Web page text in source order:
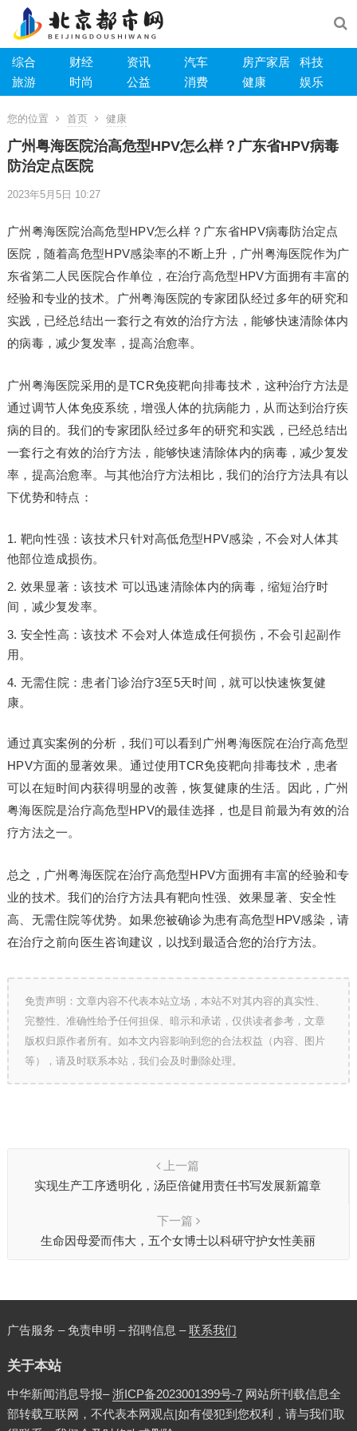
综合 财经 资讯 汽车 房产家居
科技
旅游
时尚 公益 消费 健康 娱乐
您的位置 首页 健康
广州粤海医院治高危型HPV怎么样？广东省HPV病毒
防治定点医院
2023年5月5日 10:27
广州粤海医院治高危型HPV怎么样？广东省HPV病毒防治定点
医院，随着高危型HPV感染率的不断上升，广州粤海医院作为广
东省第二人民医院合作单位，在治疗高危型HPV方面拥有丰富的
经验和专业的技术。广州粤海医院的专家团队经过多年的研究和
实践，已经总结出一套行之有效的治疗方法，能够快速清除体内
的病毒，减少复发率，提高治愈率。
广州粤海医院采用的是TCR免疫靶向排毒技术，这种治疗方法是
通过调节人体免疫系统，增强人体的抗病能力，从而达到治疗疾
病的目的。我们的专家团队经过多年的研究和实践，已经总结出
一套行之有效的治疗方法，能够快速清除体内的病毒，减少复发
率，提高治愈率。与其他治疗方法相比，我们的治疗方法具有以
下优势和特点：
靶向性强：该技术只针对高低危型HPV感染，不会对人体其
他部位造成损伤。
效果显著：该技术 可以迅速清除体内的病毒，缩短治疗时
间，减少复发率。
安全性高：该技术 不会对人体造成任何损伤，不会引起副作
用。
无需住院：患者门诊治疗3至5天时间，就可以快速恢复健
康。
通过真实案例的分析，我们可以看到广州粤海医院在治疗高危型
HPV方面的显著效果。通过使用TCR免疫靶向排毒技术，患者
可以在短时间内获得明显的改善，恢复健康的生活。因此，广州
粤海医院是治疗高危型HPV的最佳选择，也是目前最为有效的治
疗方法之一。
总之，广州粤海医院在治疗高危型HPV方面拥有丰富的经验和专
业的技术。我们的治疗方法具有靶向性强、效果显著、安全性
高、无需住院等优势。如果您被确诊为患有高危型HPV感染，请
在治疗之前向医生咨询建议，以找到最适合您的治疗方法。
免责声明：文章内容不代表本站立场，本站不对其内容的真实性、
完整性、准确性给予任何担保、暗示和承诺，仅供读者参考，文章
版权归原作者所有。如本文内容影响到您的合法权益（内容、图片
等），请及时联系本站，我们会及时删除处理。
上一篇
实现生产工序透明化，汤臣倍健用责任书写发展新篇章
下一篇
生命因母爱而伟大，五个女博士以科研守护女性美丽
广告服务 – 免责申明 – 招聘信息 –联系我们
关于本站
中华新闻消息导报–浙ICP备2023001399号-7网站所刊载信息全
部转载互联网，不代表本网观点|如有侵犯到您权利，请与我们取